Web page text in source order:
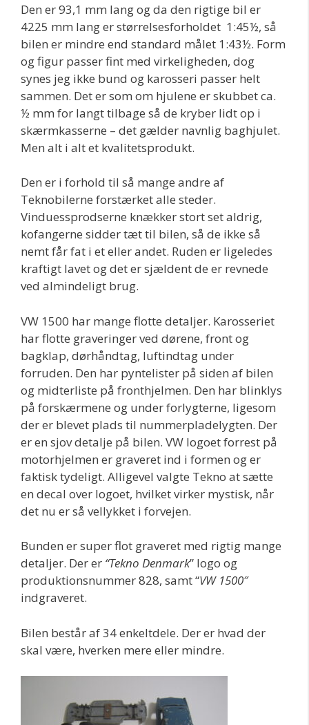
Den er 93,1 mm lang og da den rigtige bil er
4225 mm lang er størrelsesforholdet 1:45½, så
bilen er mindre end standard målet 1:43½. Form
og figur passer fint med virkeligheden, dog
synes jeg ikke bund og karosseri passer helt
sammen. Det er som om hjulene er skubbet ca.
½ mm for langt tilbage så de kryber lidt op i
skærmkasserne – det gælder navnlig baghjulet.
Men alt i alt et kvalitetsprodukt.
Den er i forhold til så mange andre af
Teknobilerne forstærket alle steder.
Vinduessprodserne knækker stort set aldrig,
kofangerne sidder tæt til bilen, så de ikke så
nemt får fat i et eller andet. Ruden er ligeledes
kraftigt lavet og det er sjældent de er revnede
ved almindeligt brug.
VW 1500 har mange flotte detaljer. Karosseriet
har flotte graveringer ved dørene, front og
bagklap, dørhåndtag, luftindtag under
forruden. Den har pyntelister på siden af bilen
og midterliste på fronthjelmen. Den har blinklys
på forskærmene og under forlygterne, ligesom
der er blevet plads til nummerpladelygten. Der
er en sjov detalje på bilen. VW logoet forrest på
motorhjelmen er graveret ind i formen og er
faktisk tydeligt. Alligevel valgte Tekno at sætte
en decal over logoet, hvilket virker mystisk, når
det nu er så vellykket i forvejen.
Bunden er super flot graveret med rigtig mange
detaljer. Der er “Tekno Denmark” logo og
produktionsnummer 828, samt “VW 1500″
indgraveret.
Bilen består af 34 enkeltdele. Der er hvad der
skal være, hverken mere eller mindre.